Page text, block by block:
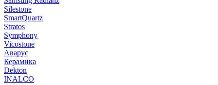
Silestone
SmartQuartz
Stratos
Symphony
Vicostone
Аварус
Керамика
Dekton
INALCO